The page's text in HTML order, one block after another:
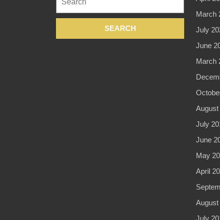
for:
March
July
June
March
August
July
June
May
April
August